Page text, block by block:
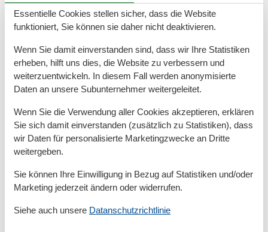
Grundeinrichtungen
Größe
Kinder einrichtungen
Familienfreundlich
Doppelbett
Dusche/WC
Einzelbett
Gefriermöglichkeit
Hochstuhl
Insektenschutz/Gaze
Internet - WLAN
Kaffeemaschine
Küche (offen)
Essentielle Cookies stellen sicher, dass die Website
funktioniert, Sie können sie daher nicht deaktivieren.
Wenn Sie damit einverstanden sind, dass wir Ihre Statistiken
erheben, hilft uns dies, die Website zu verbessern und
weiterzuentwickeln. In diesem Fall werden anonymisierte
Daten an unsere Subunternehmer weitergeleitet.
Wenn Sie die Verwendung aller Cookies akzeptieren, erklären
Sie sich damit einverstanden (zusätzlich zu Statistiken), dass
wir Daten für personalisierte Marketingzwecke an Dritte
weitergeben.
Sie können Ihre Einwilligung in Bezug auf Statistiken und/oder
Marketing jederzeit ändern oder widerrufen.
Siehe auch unsere Datanschutzrichtlinie